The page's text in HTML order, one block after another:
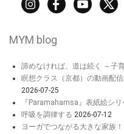
MYM blog
諦めなければ、道は続く ～子
瞑想クラス（京都）の動画配
2026-07-25
『Paramahamsa』表紙絵シ
呼吸を調律する 2026-07-12
ヨーガでつながる大きな家族！